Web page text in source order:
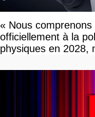
« Nous
officiellement à la
physiques en 2028,